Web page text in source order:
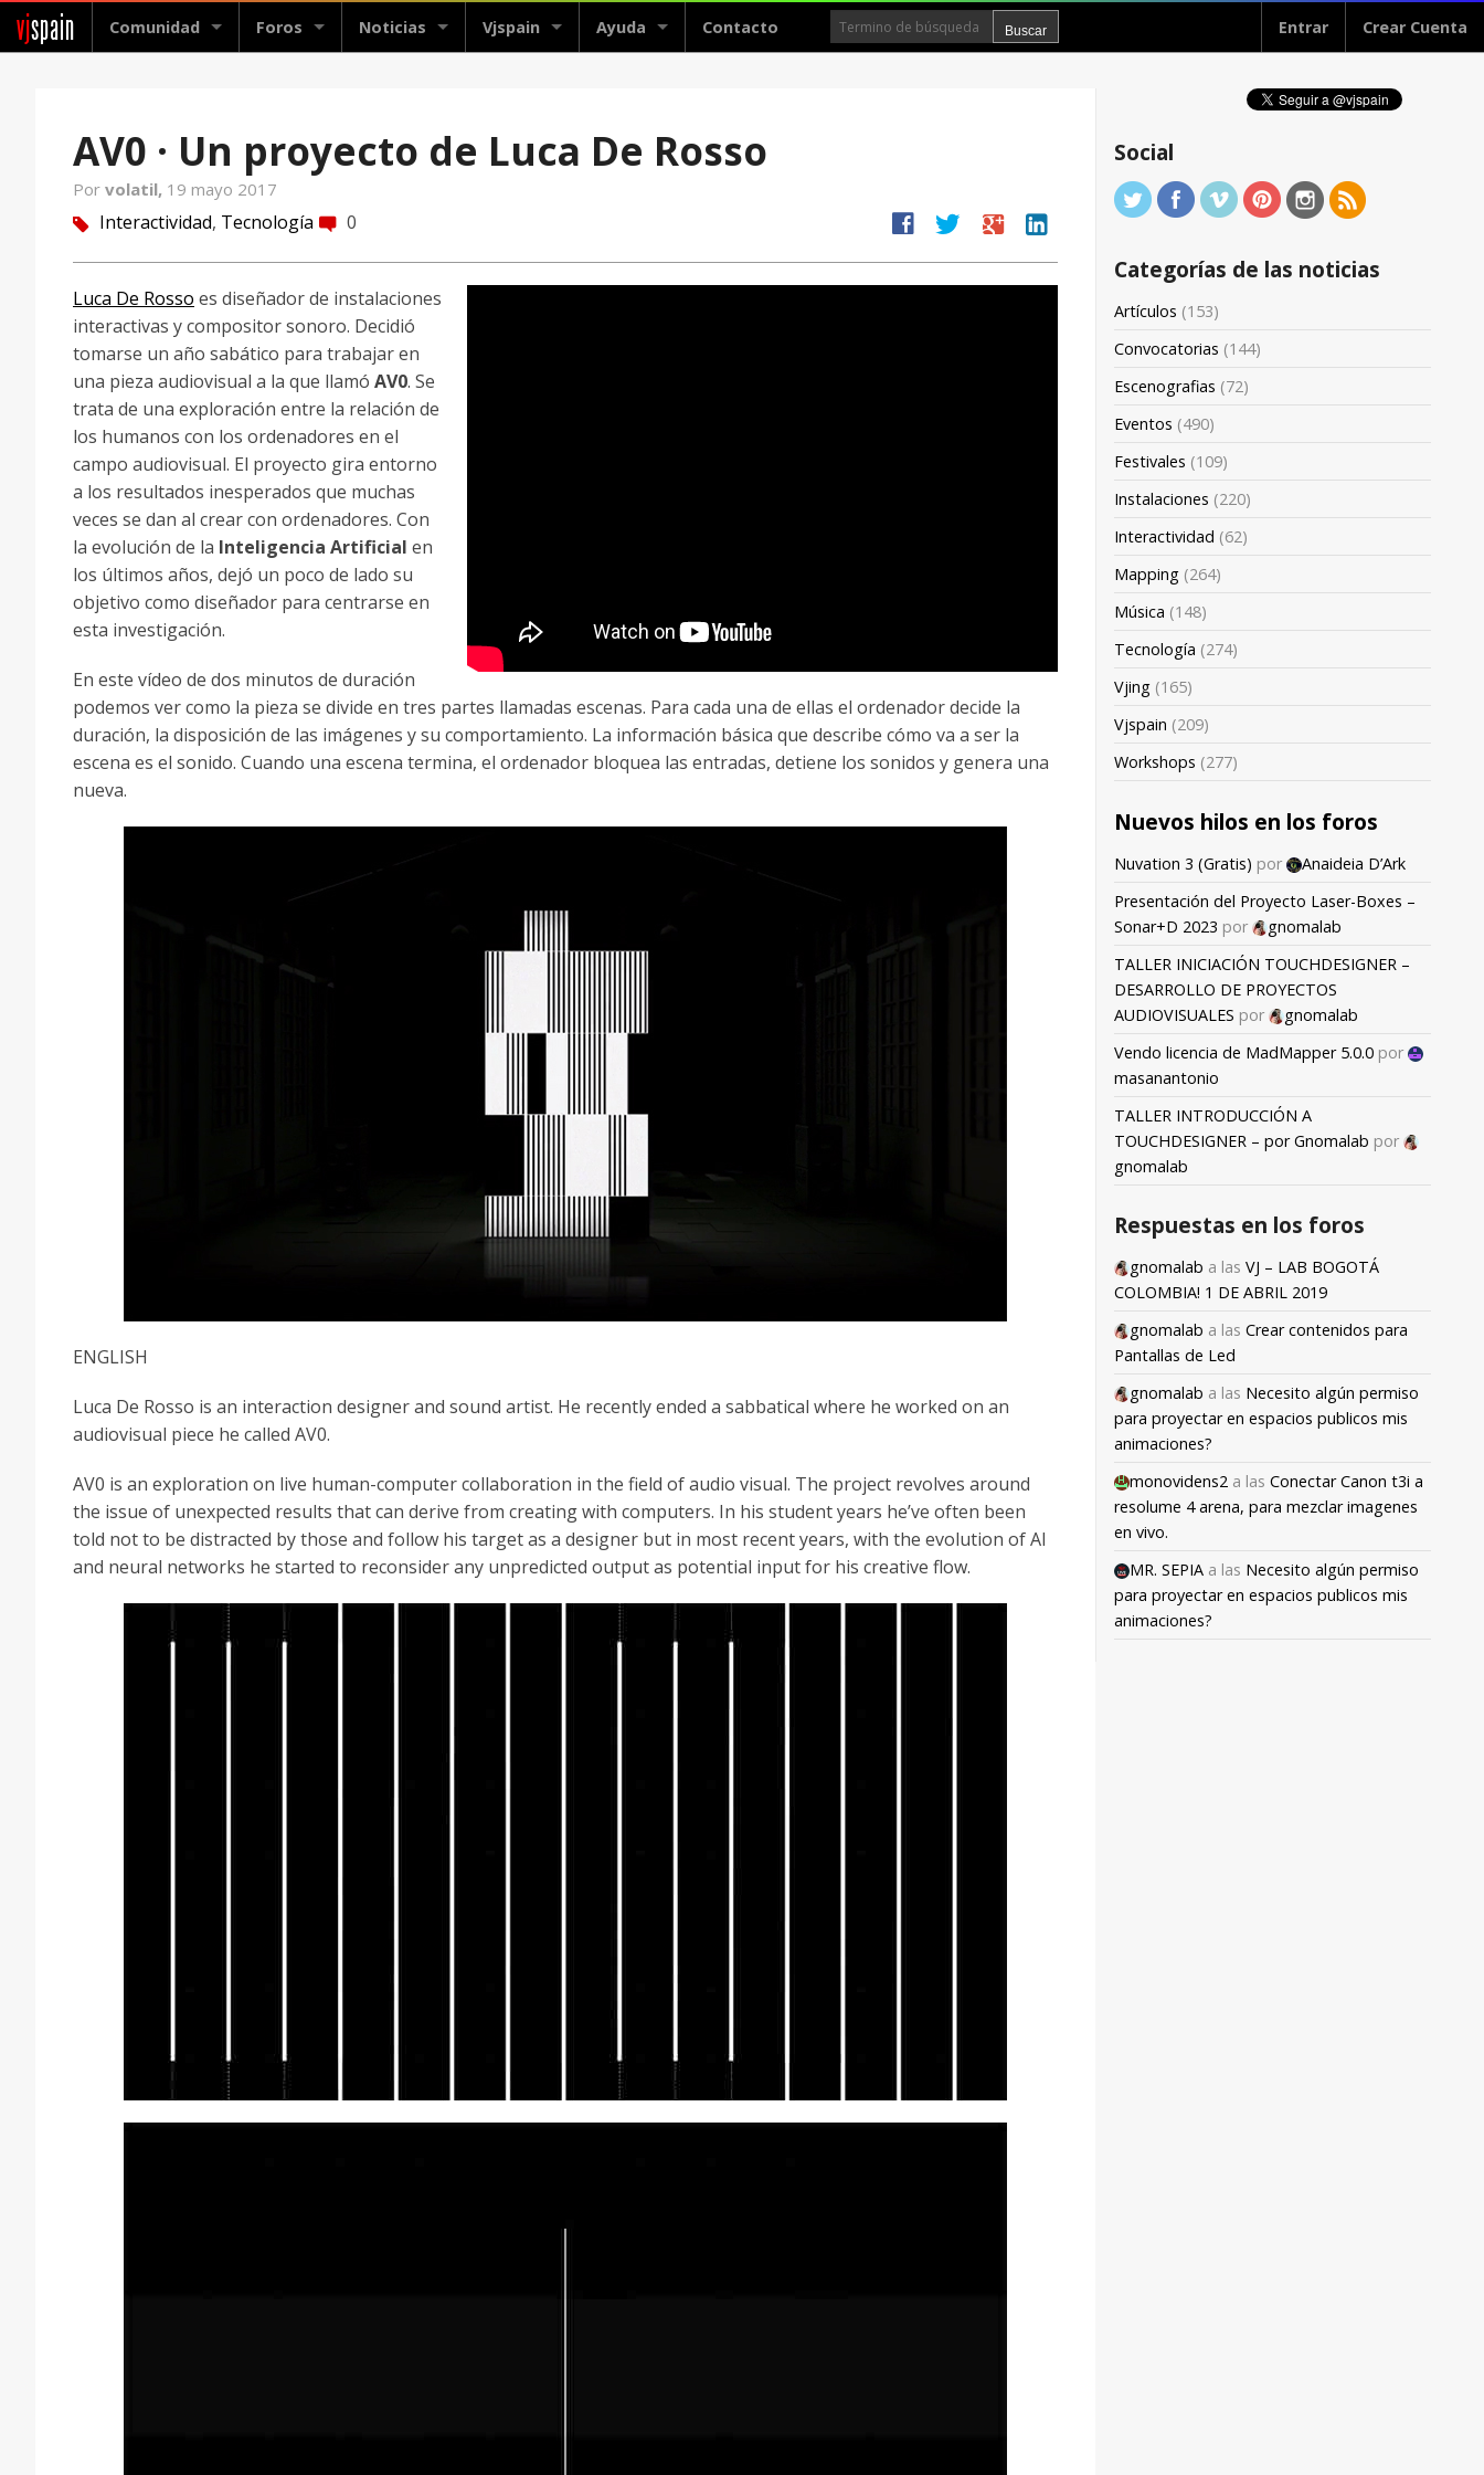
vjspain Comunidad Foros Noticias Vjspain Ayuda Contacto Entrar Crear Cuenta
AV0 · Un proyecto de Luca De Rosso
Por volatil, 19 mayo 2017
tag Interactividad, Tecnología comment 0 facebook twitter google linkedin
Luca De Rosso es diseñador de instalaciones
interactivas y compositor sonoro. Decidió
tomarse un año sabático para trabajar en
una pieza audiovisual a la que llamó AV0. Se
trata de una exploración entre la relación de
los humanos con los ordenadores en el
campo audiovisual. El proyecto gira entorno
a los resultados inesperados que muchas
veces se dan al crear con ordenadores. Con
la evolución de la Inteligencia Artificial en
los últimos años, dejó un poco de lado su
objetivo como diseñador para centrarse en
esta investigación.
En este vídeo de dos minutos de duración
podemos ver como la pieza se divide en tres partes llamadas escenas. Para cada una de ellas el ordenador decide la
duración, la disposición de las imágenes y su comportamiento. La información básica que describe cómo va a ser la
escena es el sonido. Cuando una escena termina, el ordenador bloquea las entradas, detiene los sonidos y genera una
nueva.
ENGLISH
Luca De Rosso is an interaction designer and sound artist. He recently ended a sabbatical where he worked on an
audiovisual piece he called AV0.
AV0 is an exploration on live human-computer collaboration in the field of audio visual. The project revolves around
the issue of unexpected results that can derive from creating with computers. In his student years he’ve often been
told not to be distracted by those and follow his target as a designer but in most recent years, with the evolution of AI
and neural networks he started to reconsider any unpredicted output as potential input for his creative flow.
Social
Categorías de las noticias
Artículos (153)
Convocatorias (144)
Escenografias (72)
Eventos (490)
Festivales (109)
Instalaciones (220)
Interactividad (62)
Mapping (264)
Música (148)
Tecnología (274)
Vjing (165)
Vjspain (209)
Workshops (277)
Nuevos hilos en los foros
Nuvation 3 (Gratis) por
Anaideia D’Ark
Presentación del Proyecto Laser-Boxes –
Sonar+D 2023 por
gnomalab
TALLER INICIACIÓN TOUCHDESIGNER –
DESARROLLO DE PROYECTOS
AUDIOVISUALES por
gnomalab
Vendo licencia de MadMapper 5.0.0 por
masanantonio
TALLER INTRODUCCIÓN A
TOUCHDESIGNER – por Gnomalab por
gnomalab
Respuestas en los foros
gnomalab a las VJ – LAB BOGOTÁ
COLOMBIA! 1 DE ABRIL 2019
gnomalab a las Crear contenidos para
Pantallas de Led
gnomalab a las Necesito algún permiso
para proyectar en espacios publicos mis
animaciones?
monovidens2 a las Conectar Canon t3i a
resolume 4 arena, para mezclar imagenes
en vivo.
MR. SEPIA a las Necesito algún permiso
para proyectar en espacios publicos mis
animaciones?